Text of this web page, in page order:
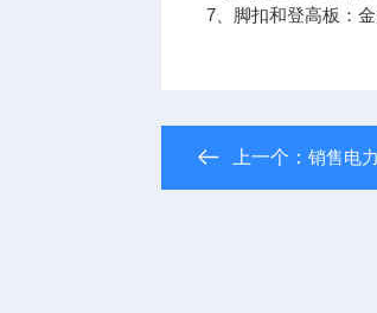
7、脚扣和登高板：
上一个：销售电